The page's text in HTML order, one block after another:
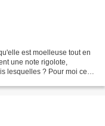
est moelleuse tout en
une note rigolote,
lesquelles ? Pour moi ce